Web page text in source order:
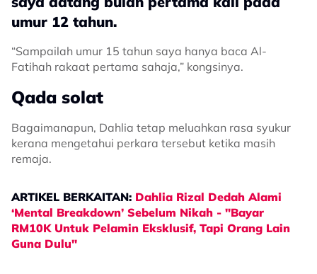
umur 12 tahun.
“Sampailah umur 15 tahun saya hanya baca Al-
Fatihah rakaat pertama sahaja,” kongsinya.
Qada solat
Bagaimanapun, Dahlia tetap meluahkan rasa syukur
kerana mengetahui perkara tersebut ketika masih
remaja.
ARTIKEL BERKAITAN: Dahlia Rizal Dedah Alami
‘Mental Breakdown’ Sebelum Nikah - "Bayar
RM10K Untuk Pelamin Eksklusif, Tapi Orang Lain
Guna Dulu"